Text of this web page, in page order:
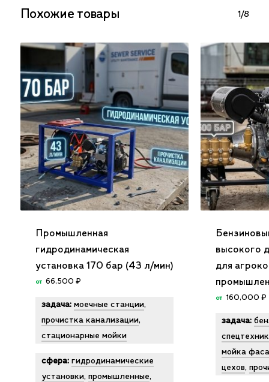
Похожие товары 1/8
Промышленная
гидродинамическая
установка 170 бар (43 л/мин)
от 66,500 ₽
задача: моечные станции,
прочистка канализации,
стационарные мойки
сфера: гидродинамические
установки, промышленные,
высокого
для
от 160,000 ₽
задача:
мойка
цехов,